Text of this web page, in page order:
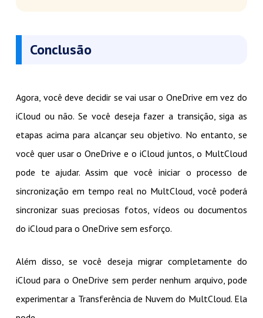
Conclusão
Agora, você deve decidir se vai usar o OneDrive em vez do
iCloud ou não. Se você deseja fazer a transição, siga as
etapas acima para alcançar seu objetivo. No entanto, se
você quer usar o OneDrive e o iCloud juntos, o MultCloud
pode te ajudar. Assim que você iniciar o processo de
sincronização em tempo real no MultCloud, você poderá
sincronizar suas preciosas fotos, vídeos ou documentos
do iCloud para o OneDrive sem esforço.
Além disso, se você deseja migrar completamente do
iCloud para o OneDrive sem perder nenhum arquivo, pode
experimentar a Transferência de Nuvem do MultCloud. Ela